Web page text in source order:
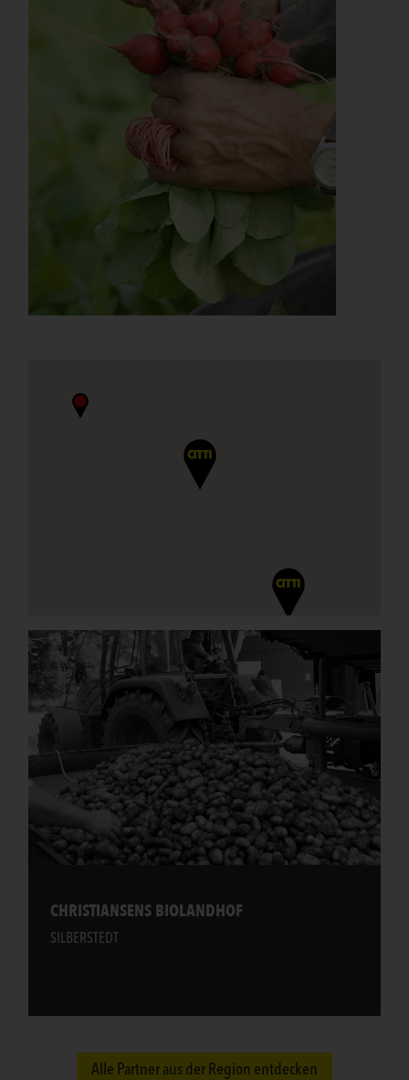
CHRISTIANSENS BIOLANDHOF
SILBERSTEDT
Alle Partner aus der Region entdecken